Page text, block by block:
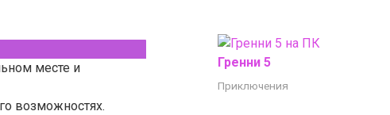
месте и
возможностях.
Гренни 5
Приключения